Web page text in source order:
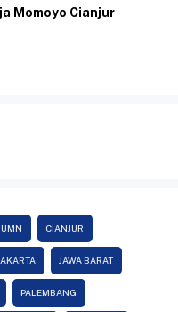
Momoyo Cianjur
CIANJUR
JAWA BARAT
PALEMBANG